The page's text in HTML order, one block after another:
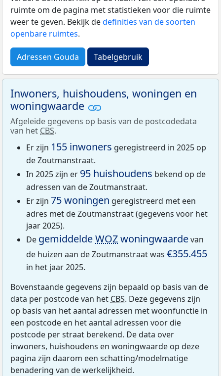
ruimte om de pagina met statistieken voor die ruimte
weer te geven. Bekijk dedefinities van de soorten
openbare ruimtes.
Adressen Gouda Tabelgebruik
Inwoners, huishoudens, woningen en
woningwaarde
Afgeleide gegevens op basis van de postcodedata
van het CBS.
Er zijn 155 inwoners geregistreerd in 2025 op
de Zoutmanstraat.
In 2025 zijn er 95 huishoudens bekend op de
adressen van de Zoutmanstraat.
Er zijn 75 woningen geregistreerd met een
adres met de Zoutmanstraat (gegevens voor het
jaar 2025).
De gemiddeldeWOZwoningwaardevan
de huizen aan de Zoutmanstraat was €355.455
in het jaar 2025.
Bovenstaande gegevens zijn bepaald op basis van de
data per postcode van het CBS. Deze gegevens zijn
op basis van het aantal adressen met woonfunctie in
een postcode en het aantal adressen voor die
postcode per straat berekend. De data over
inwoners, huishoudens en woningwaarde op deze
pagina zijn daarom een schatting/modelmatige
benadering van de werkelijkheid.